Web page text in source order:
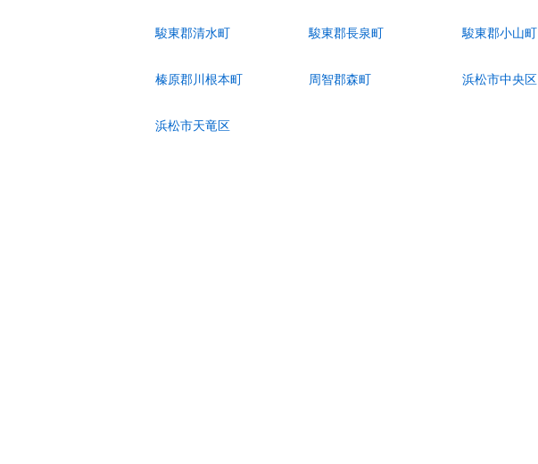
駿東郡清水町 駿東郡長泉町 駿東郡小山町
榛原郡川根本町 周智郡森町 浜松市中央区
浜松市天竜区